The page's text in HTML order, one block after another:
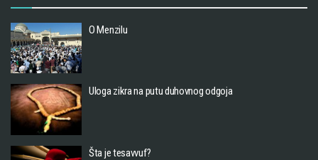
O Menzilu
Uloga zikra na putu duhovnog odgoja
Šta je tesavvuf?